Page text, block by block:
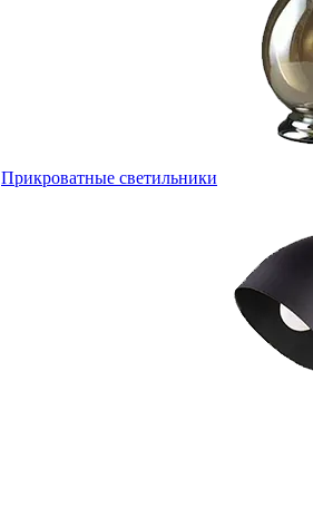
Прикроватные светильники